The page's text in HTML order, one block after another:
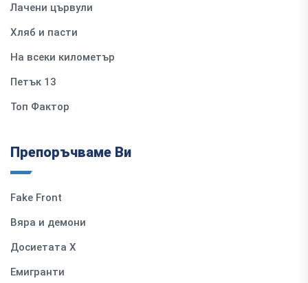
Лачени цървули
Хляб и пасти
На всеки километър
Петък 13
Топ Фактор
Препоръчваме Ви
Fake Front
Вяра и демони
Досиетата Х
Емигранти